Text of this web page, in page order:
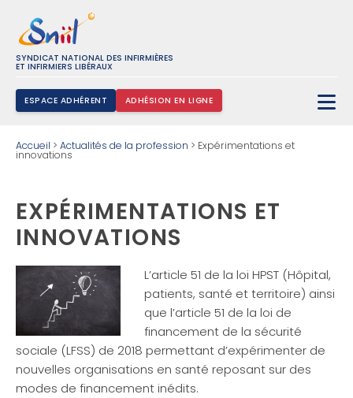
SYNDICAT NATIONAL DES INFIRMIÈRES
ET INFIRMIERS LIBÉRAUX
ESPACE ADHÉRENT ADHÉSION EN LIGNE
Accueil > Actualités de la profession > Expérimentations et
innovations
EXPÉRIMENTATIONS ET
INNOVATIONS
L’article 51 de la loi HPST (Hôpital,
patients, santé et territoire) ainsi
que l’article 51 de la loi de
financement de la sécurité
sociale (LFSS) de 2018 permettant d’expérimenter de
nouvelles organisations en santé reposant sur des
modes de financement inédits.